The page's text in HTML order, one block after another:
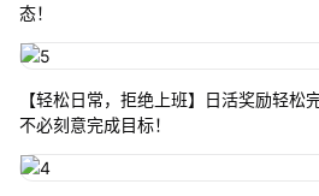
态！
【轻松日常，拒绝上班】日活奖励轻松
不必刻意完成目标！